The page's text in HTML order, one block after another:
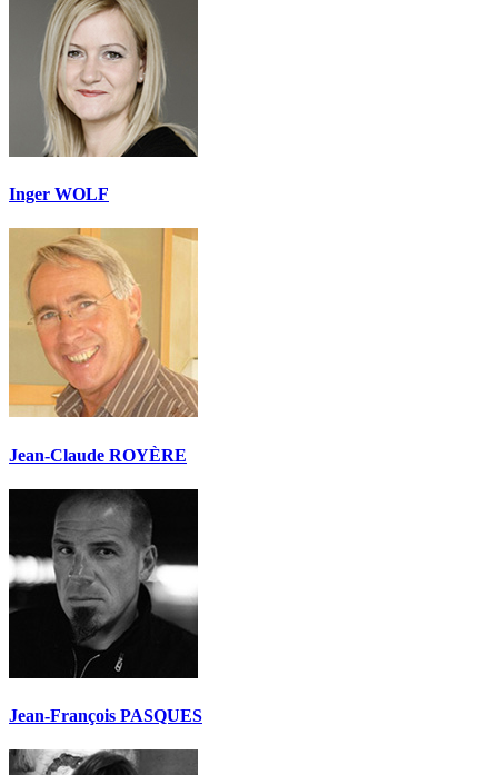
Inger WOLF
Jean-Claude ROYÈRE
Jean-François PASQUES